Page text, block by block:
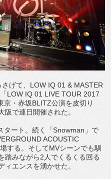
げて、LOW IQ 01 & MASTER
LOW IQ 01 LIVE TOUR 2017
京・赤坂BLITZ公演を皮切り
で連日開催された。
タート。続く「Snowman」で
ACOUSTIC
する。そしてMVシーンでも馴
踏みながら2人でくるくる回る
エンスを湧かせた。